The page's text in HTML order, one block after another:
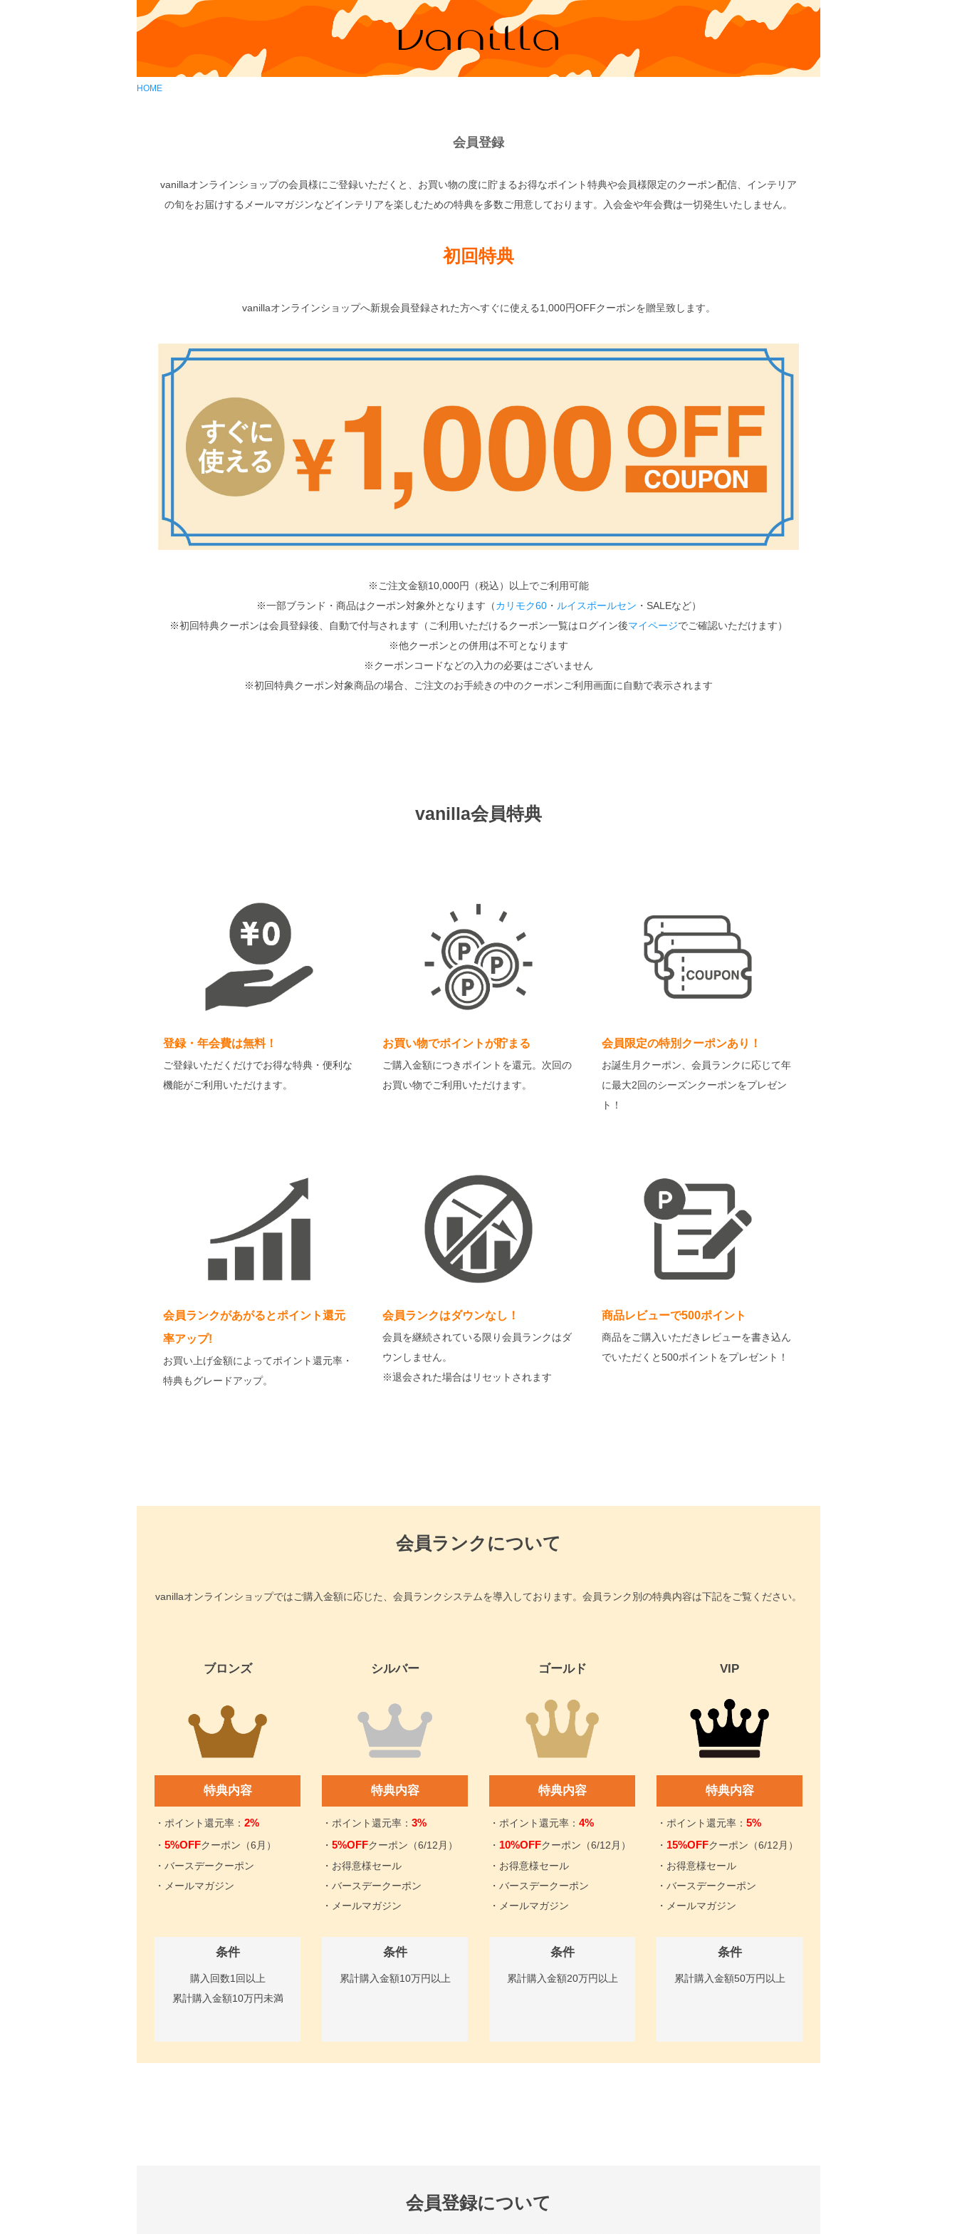
HOME
会員登録
vanillaオンラインショップの会員様にご登録いただくと、お買い物の度に貯まるお得なポイント特典や会員様限定のクーポン配信、インテリア
の旬をお届けするメールマガジンなどインテリアを楽しむための特典を多数ご用意しております。入会金や年会費は一切発生いたしません。
初回特典
vanillaオンラインショップへ新規会員登録された方へすぐに使える1,000円OFFクーポンを贈呈致します。
※ご注文金額10,000円（税込）以上でご利用可能
※一部ブランド・商品はクーポン対象外となります（カリモク60・ ルイスポールセン ・SALEなど）
※初回特典クーポンは会員登録後、自動で付与されます（ご利用いただけるクーポン一覧はログイン後マイページでご確認いただけます）
※他クーポンとの併用は不可となります
※クーポンコードなどの入力の必要はございません
※初回特典クーポン対象商品の場合、ご注文のお手続きの中のクーポンご利用画面に自動で表示されます
vanilla会員特典
登録・年会費は無料！
ご登録いただくだけでお得な特典・便利な
機能がご利用いただけます。
お買い物でポイントが貯まる
ご購入金額につきポイントを還元。次回の
お買い物でご利用いただけます。
会員限定の特別クーポンあり！
お誕生月クーポン、会員ランクに応じて年
に最大2回のシーズンクーポンをプレゼン
ト！
会員ランクがあがるとポイント還元
率アップ!
お買い上げ金額によってポイント還元率・
特典もグレードアップ。
会員ランクはダウンなし！
会員を継続されている限り会員ランクはダ
ウンしません。
※退会された場合はリセットされます
商品レビューで500ポイント
商品をご購入いただきレビューを書き込ん
でいただくと500ポイントをプレゼント！
会員ランクについて
vanillaオンラインショップではご購入金額に応じた、会員ランクシステムを導入しております。会員ランク別の特典内容は下記をご覧ください。
ブロンズ
特典内容
・ポイント還元率： 2%
・ 5%OFFクーポン（6月）
・バースデークーポン
・メールマガジン
条件
購入回数1回以上
累計購入金額10万円未満
シルバー
特典内容
・ポイント還元率： 3%
・ 5%OFFクーポン（6/12月）
・お得意様セール
・バースデークーポン
・メールマガジン
条件
累計購入金額10万円以上
ゴールド
特典内容
・ポイント還元率： 4%
・ 10%OFFクーポン（6/12月）
・お得意様セール
・バースデークーポン
・メールマガジン
条件
累計購入金額20万円以上
VIP
特典内容
・ポイント還元率： 5%
・ 15%OFFクーポン（6/12月）
・お得意様セール
・バースデークーポン
・メールマガジン
条件
累計購入金額50万円以上
会員登録について